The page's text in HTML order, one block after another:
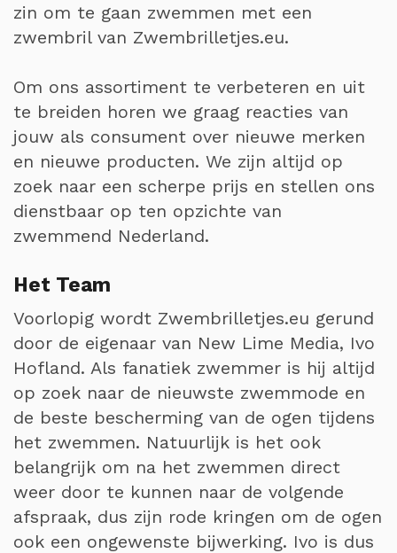
zin om te gaan zwemmen met een
zwembril van Zwembrilletjes.eu.
Om ons assortiment te verbeteren en uit
te breiden horen we graag reacties van
jouw als consument over nieuwe merken
en nieuwe producten. We zijn altijd op
zoek naar een scherpe prijs en stellen ons
dienstbaar op ten opzichte van
zwemmend Nederland.
Het Team
Voorlopig wordt Zwembrilletjes.eu gerund
door de eigenaar van New Lime Media, Ivo
Hofland. Als fanatiek zwemmer is hij altijd
op zoek naar de nieuwste zwemmode en
de beste bescherming van de ogen tijdens
het zwemmen. Natuurlijk is het ook
belangrijk om na het zwemmen direct
weer door te kunnen naar de volgende
afspraak, dus zijn rode kringen om de ogen
ook een ongewenste bijwerking. Ivo is dus